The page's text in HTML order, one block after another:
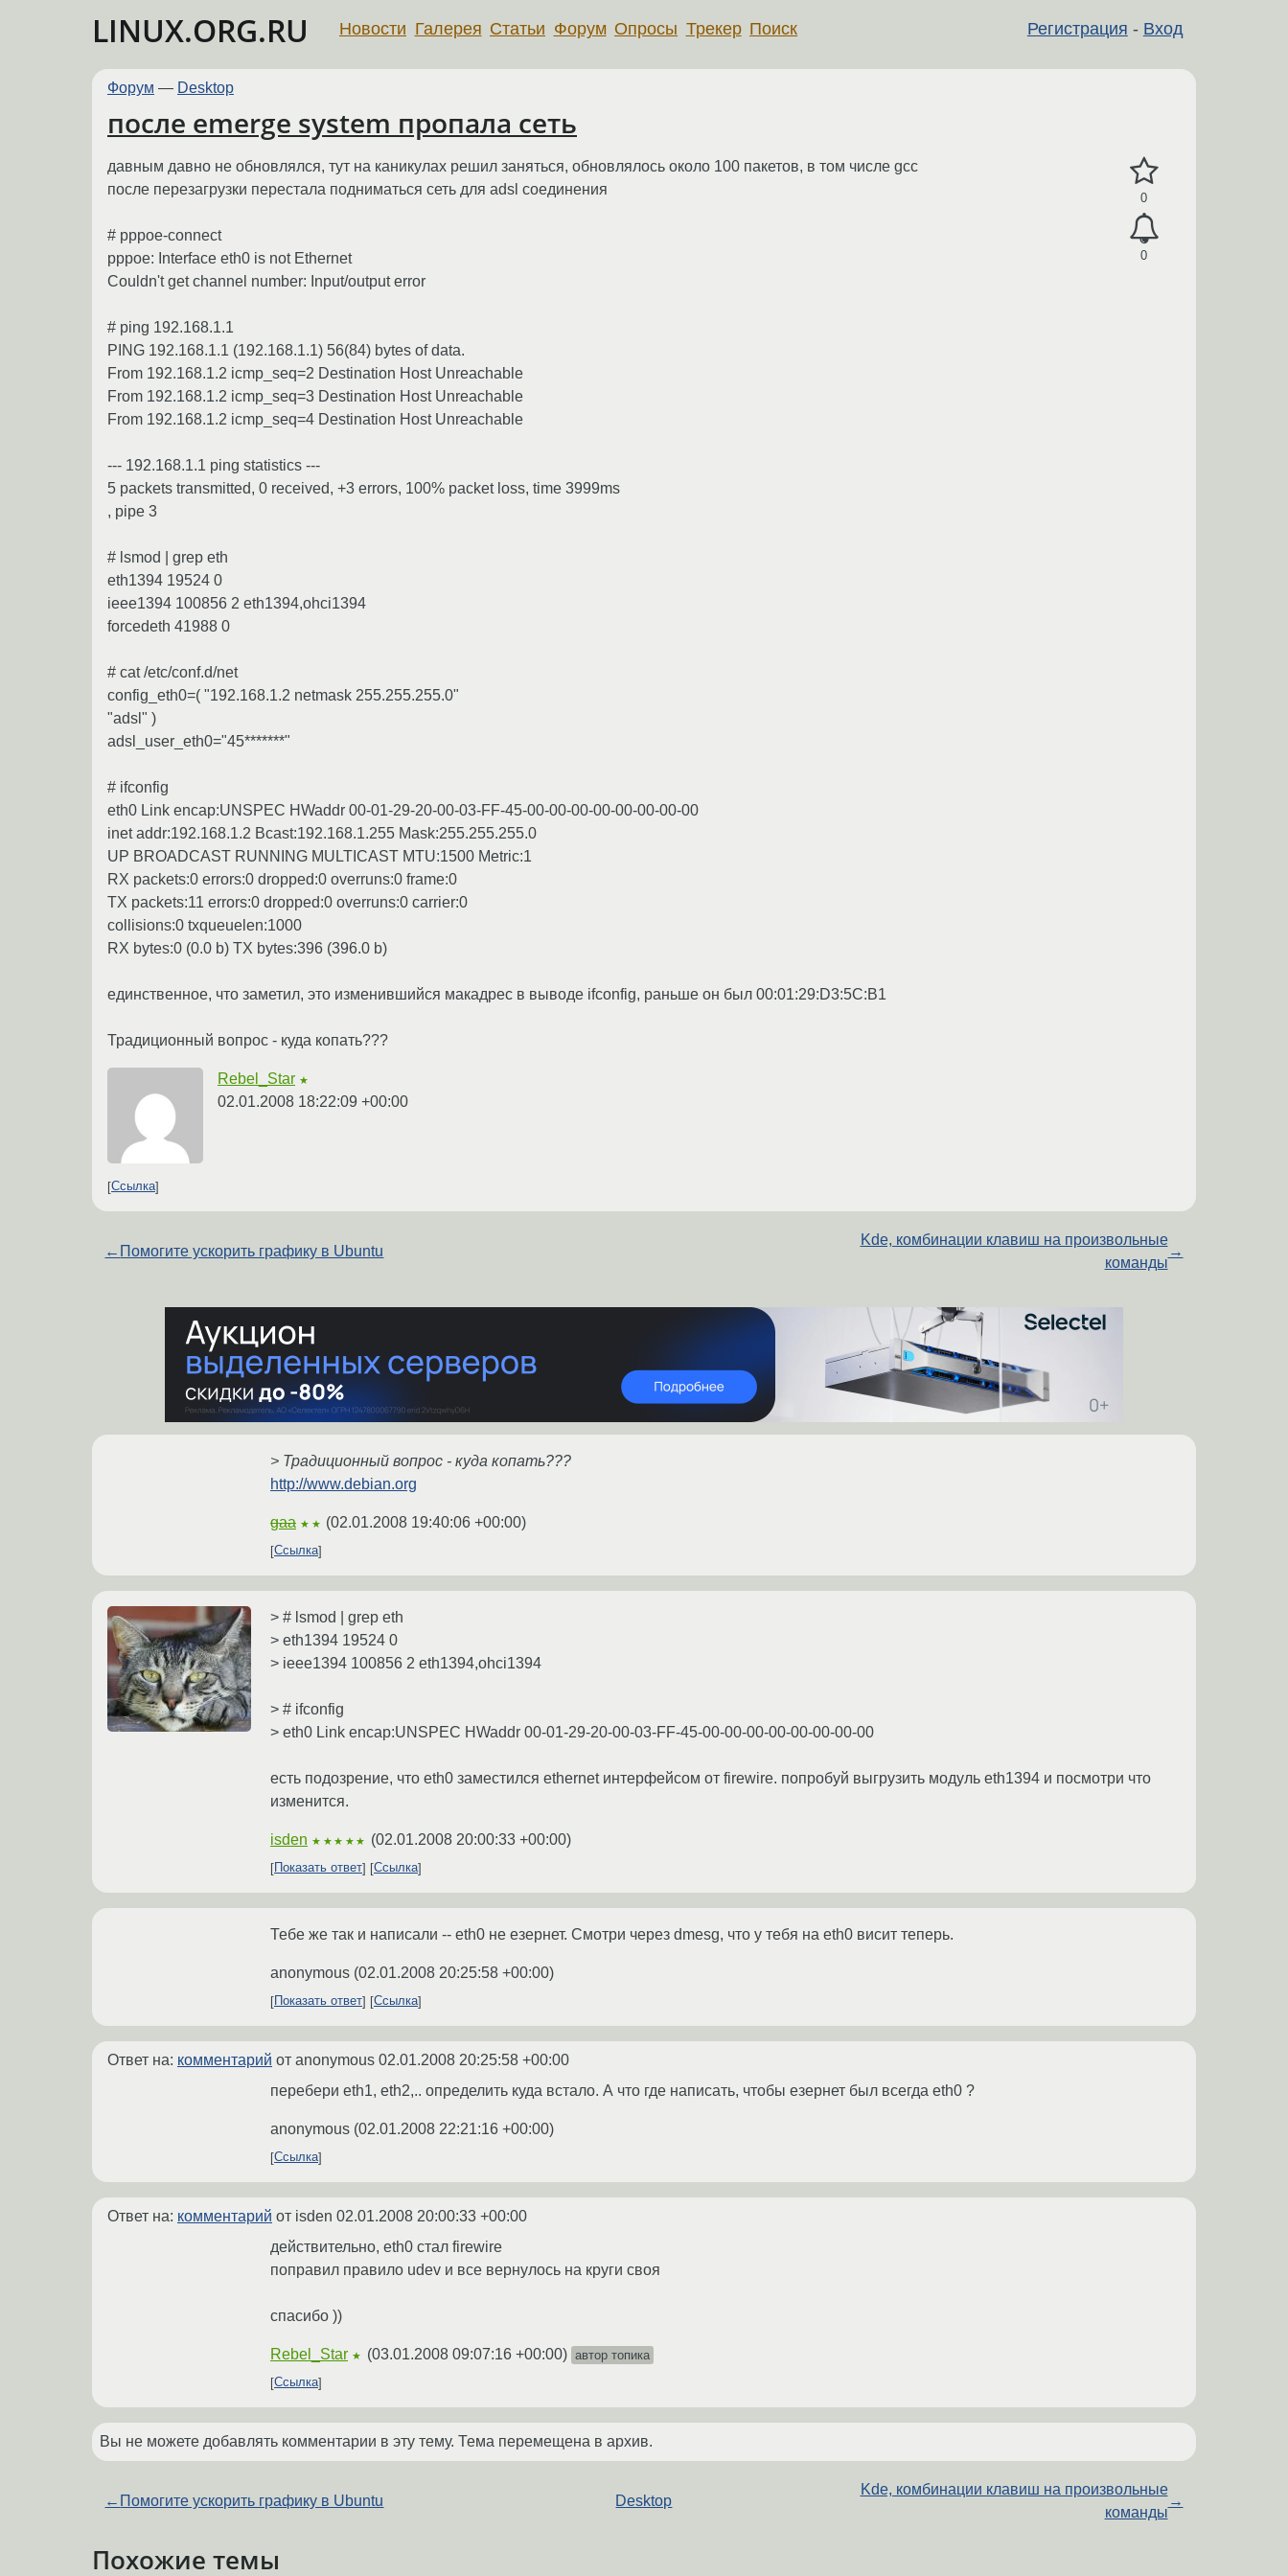
LINUX.ORG.RU Регистрация - Вход
Новости Галерея Статьи Форум Опросы Трекер Поиск
Форум — Desktop
после emerge system пропала сеть
0
0
давным давно не обновлялся, тут на каникулах решил заняться, обновлялось около 100 пакетов, в том числе gcc
после перезагрузки перестала подниматься сеть для adsl соединения
# pppoe-connect
pppoe: Interface eth0 is not Ethernet
Couldn't get channel number: Input/output error
# ping 192.168.1.1
PING 192.168.1.1 (192.168.1.1) 56(84) bytes of data.
From 192.168.1.2 icmp_seq=2 Destination Host Unreachable
From 192.168.1.2 icmp_seq=3 Destination Host Unreachable
From 192.168.1.2 icmp_seq=4 Destination Host Unreachable
--- 192.168.1.1 ping statistics ---
5 packets transmitted, 0 received, +3 errors, 100% packet loss, time 3999ms
, pipe 3
# lsmod | grep eth
eth1394 19524 0
ieee1394 100856 2 eth1394,ohci1394
forcedeth 41988 0
# cat /etc/conf.d/net
config_eth0=( "192.168.1.2 netmask 255.255.255.0"
"adsl" )
adsl_user_eth0="45*******"
# ifconfig
eth0 Link encap:UNSPEC HWaddr 00-01-29-20-00-03-FF-45-00-00-00-00-00-00-00-00
inet addr:192.168.1.2 Bcast:192.168.1.255 Mask:255.255.255.0
UP BROADCAST RUNNING MULTICAST MTU:1500 Metric:1
RX packets:0 errors:0 dropped:0 overruns:0 frame:0
TX packets:11 errors:0 dropped:0 overruns:0 carrier:0
collisions:0 txqueuelen:1000
RX bytes:0 (0.0 b) TX bytes:396 (396.0 b)
единственное, что заметил, это изменившийся макадрес в выводе ifconfig, раньше он был 00:01:29:D3:5C:B1
Традиционный вопрос - куда копать???
Rebel_Star ★
02.01.2008 18:22:09 +00:00
Ссылка
← Помогите ускорить графику в Ubuntu
Kde, комбинации клавиш на произвольные
команды
→
> Традиционный вопрос - куда копать???
http://www.debian.org
gaa ★★ (02.01.2008 19:40:06 +00:00)
Ссылка
> # lsmod | grep eth
> eth1394 19524 0
> ieee1394 100856 2 eth1394,ohci1394
> # ifconfig
> eth0 Link encap:UNSPEC HWaddr 00-01-29-20-00-03-FF-45-00-00-00-00-00-00-00-00
есть подозрение, что eth0 заместился ethernet интерфейсом от firewire. попробуй выгрузить модуль eth1394 и посмотри что
изменится.
isden ★★★★★ (02.01.2008 20:00:33 +00:00)
Показать ответ Ссылка
Тебе же так и написали -- eth0 не езернет. Смотри через dmesg, что у тебя на eth0 висит теперь.
anonymous (02.01.2008 20:25:58 +00:00)
Показать ответ Ссылка
Ответ на: комментарий от anonymous 02.01.2008 20:25:58 +00:00
перебери eth1, eth2,.. определить куда встало. А что где написать, чтобы езернет был всегда eth0 ?
anonymous (02.01.2008 22:21:16 +00:00)
Ссылка
Ответ на: комментарий от isden 02.01.2008 20:00:33 +00:00
действительно, еth0 стал firewire
поправил правило udev и все вернулось на круги своя
спасибо ))
Rebel_Star ★ (03.01.2008 09:07:16 +00:00) автор топика
Ссылка
Вы не можете добавлять комментарии в эту тему. Тема перемещена в архив.
← Помогите ускорить графику в Ubuntu Desktop
Kde, комбинации клавиш на произвольные
команды
→
Похожие темы